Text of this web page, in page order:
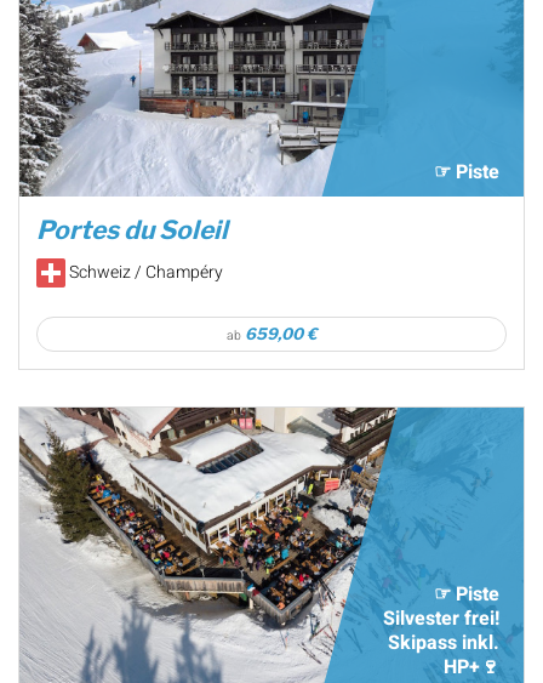
☞ Piste
Portes du Soleil
Schweiz / Champéry
ab 659,00 €
☞ Piste
Silvester frei!
Skipass inkl.
HP+🍷